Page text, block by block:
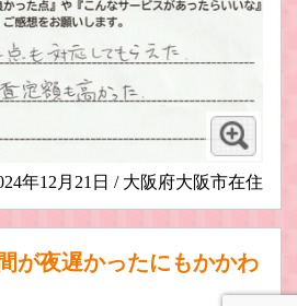
取 TER / エンドウ 鉄道模型買取
年12月21日 / 大阪府大阪市在住
が夜遅かったにもかかわ